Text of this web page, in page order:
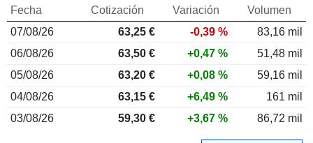
Fecha Cotización Variación
Volumen
07/08/26
63,25 € -0,39 %
83,16 mil
06/08/26
63,50 € +0,47 %
51,48 mil
05/08/26
63,20 € +0,08 %
59,16 mil
04/08/26
63,15 € +6,49 %
161 mil
03/08/26
59,30 € +3,67 % 86,72 mil